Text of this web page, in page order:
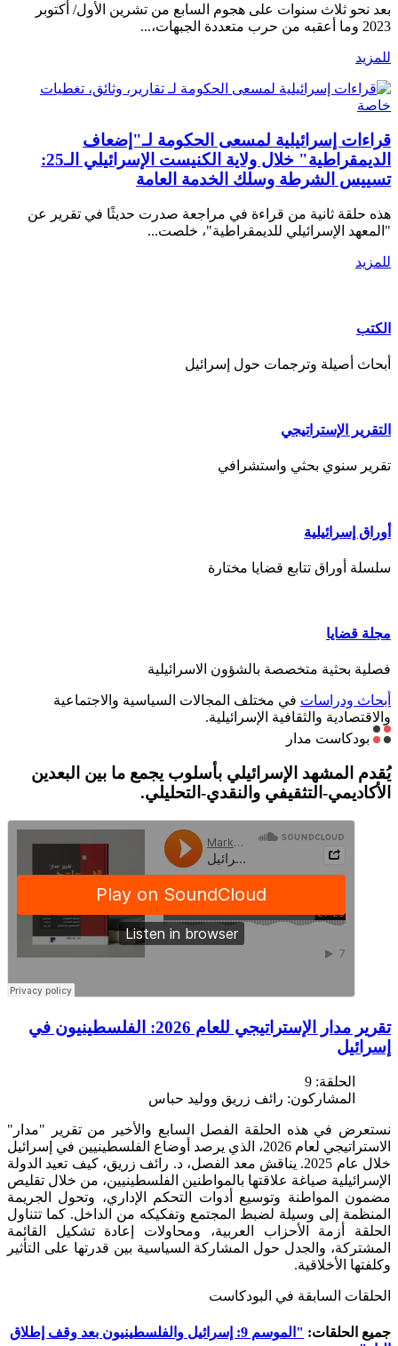
بعد نحو ثلاث سنوات على هجوم السابع من تشرين الأول/ أكتوبر
2023 وما أعقبه من حرب متعددة الجبهات،...
للمزيد
تقارير، وثائق، تغطيات
خاصة
قراءات إسرائيلية لمسعى الحكومة لـ"إضعاف
الديمقراطية" خلال ولاية الكنيست الإسرائيلي الـ25:
تسييس الشرطة وسلك الخدمة العامة
هذه حلقة ثانية من قراءة في مراجعة صدرت حديثًا في تقرير عن
"المعهد الإسرائيلي للديمقراطية"، خلصت...
للمزيد
الكتب
أبحاث أصيلة وترجمات حول إسرائيل
التقرير الإستراتيجي
تقرير سنوي بحثي واستشرافي
أوراق إسرائيلية
سلسلة أوراق تتابع قضايا مختارة
مجلة قضايا
فصلية بحثية متخصصة بالشؤون الاسرائيلية
أبحاث ودراسات في مختلف المجالات السياسية والاجتماعية
والاقتصادية والثقافية الإسرائيلية.
بودكاست مدار
يُقدم المشهد الإسرائيلي بأسلوب يجمع ما بين البعدين
الأكاديمي-التثقيفي والنقدي-التحليلي.
تقرير مدار الإستراتيجي للعام 2026: الفلسطينيون في
إسرائيل
الحلقة: 9
المشاركون: رائف زريق ووليد حباس
نستعرض في هذه الحلقة الفصل السابع والأخير من تقرير "مدار"
الاستراتيجي لعام 2026، الذي يرصد أوضاع الفلسطينيين في إسرائيل
خلال عام 2025. يناقش معد الفصل، د. رائف زريق، كيف تعيد الدولة
الإسرائيلية صياغة علاقتها بالمواطنين الفلسطينيين، من خلال تقليص
مضمون المواطنة وتوسيع أدوات التحكم الإداري، وتحول الجريمة
المنظمة إلى وسيلة لضبط المجتمع وتفكيكه من الداخل. كما تتناول
الحلقة أزمة الأحزاب العربية، ومحاولات إعادة تشكيل القائمة
المشتركة، والجدل حول المشاركة السياسية بين قدرتها على التأثير
وكلفتها الأخلاقية.
الحلقات السابقة في البودكاست
جميع الحلقات:
"الموسم 9: إسرائيل والفلسطينيون بعد وقف إطلاق